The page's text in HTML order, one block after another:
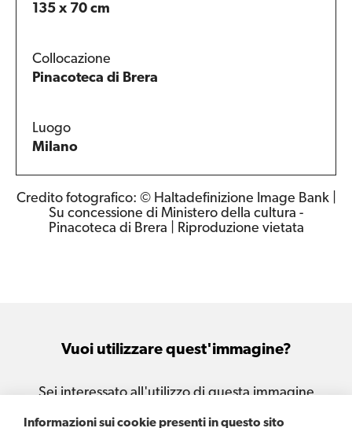
Informazioni sui cookie presenti in questo sito
135 x 70 cm
Collocazione
Pinacoteca di Brera
Luogo
Milano
Credito fotografico: © Haltadefinizione Image Bank |
Su concessione di Ministero della cultura -
Pinacoteca di Brera | Riproduzione vietata
Vuoi utilizzare quest'immagine?
Sei interessato all'utilizzo di questa immagine
per le tue attività e i tuoi progetti?